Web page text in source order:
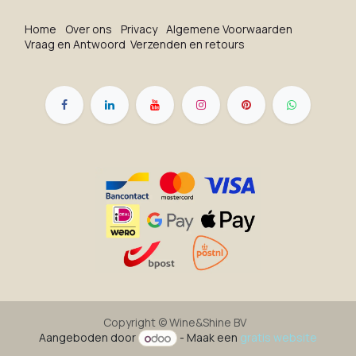
Ho​me O​ve​r on​s Privacy Algemene Voorwaarden
Vraag en Antwoord Verzenden en retours
Copyright ©Wine&Shine BV
Aangeboden door
- Maak een gratis website